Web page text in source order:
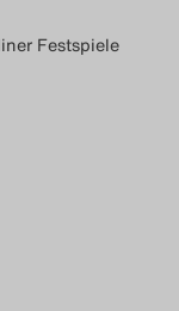
Blog
Festspiele